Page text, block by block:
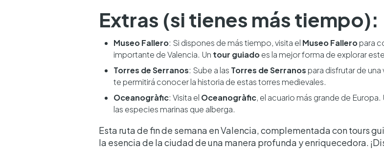
Extras (si tienes más tiempo):
Museo Fallero: Si dispones de más tiempo, visita el Museo Falleropara
importante de Valencia. Un tour guiadoes la mejor forma de explorar
Torres de Serranos: Sube a las Torres de Serranos para disfrutar de
te permitirá conocer la historia de estas torres medievales.
Oceanogràfic: Visita el Oceanogràfic, el acuario más grande de Europa.
las especies marinas que alberga.
Esta ruta de fin de semana en Valencia, complementada con tours
la esencia de la ciudad de una manera profunda y enriquecedora.